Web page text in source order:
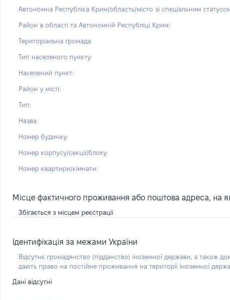
Автономна Республіка Крим/область/місто зі спеціальним
Район в області та Автономній Республіці Крим:
Територіальна громада:
Тип населеного пункту:
Населений пункт:
Район у місті:
Тип:
Назва:
Номер будинку:
Номер корпусу/секції/блоку:
Номер квартири/кімнати:
Місце фактичного проживання або поштова адреса, на
Збігається з місцем реєстрації
Ідентифікація за межами України
Відсутнє громадянство (підданство) іноземної держави, а також
дають право на постійне проживання на території іноземної
Дані відсутні